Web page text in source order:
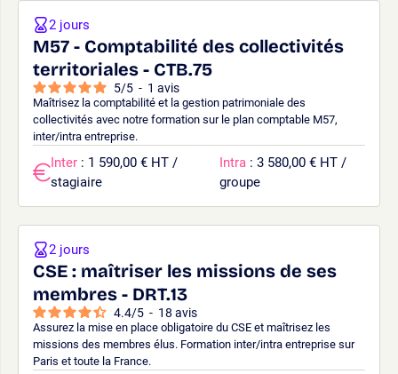
M57 - Comptabilité des collectivités
territoriales - CTB.75
5/5 - 1 avis
Maîtrisez la comptabilité et la gestion patrimoniale des
collectivités avec notre formation sur le plan comptable M57,
inter/intra entreprise.
2 jours
Inter : 1 590,00 € HT /
stagiaire
Intra : 3 580,00 € HT /
groupe
CSE : maîtriser les missions de ses
membres - DRT.13
4.4/5 - 18 avis
Assurez la mise en place obligatoire du CSE et maîtrisez les
missions des membres élus. Formation inter/intra entreprise sur
Paris et toute la France.
2 jours